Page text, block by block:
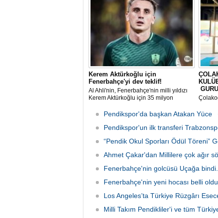
Kerem Aktürkoğlu için
Fenerbahçe'yi dev teklif!
Al Ahli'nin, Fenerbahçe'nin milli yıldızı
Kerem Aktürkoğlu için 35 milyon
lacivertli yönetimin ve oyuncu
cephesinin transfer teklifini
değerlendirdiği iddia edildi.
Ulusal
Pendikspor'da başkan Atakan Yüce
Pendikspor'un ilk transferi
“Pendik Okul Sporları Ödül Töreni”
Ahmet Çakar'dan Millilere çok ağır
Fenerbahçe'nin golcüsü Uçağa
Fenerbahçe'nin yeni hocası belli
Los Angeles’ta Türkiye Rüzgârı
Milli Takım Pendikliler'i ve tüm